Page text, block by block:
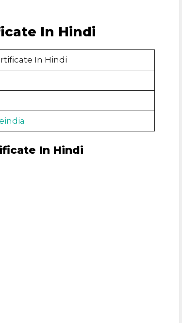
In Hindi
In Hindi
In Hindi